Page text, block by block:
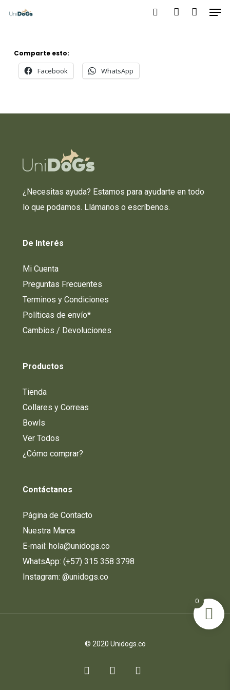
contentComparte esto:
Facebook WhatsApp
¿Necesitas ayuda? Estamos para ayudarte en todo
lo que podamos. Llámanos o escríbenos.
De Interés
Mi Cuenta
Preguntas Frecuentes
Terminos y Condiciones
Políticas de envío*
Cambios / Devoluciones
Productos
Tienda
Collares y Correas
Bowls
Ver Todos
¿Cómo comprar?
Contáctanos
Página de Contacto
Nuestra Marca
E-mail: hola@unidogs.co
WhatsApp: (+57) 315 358 3798
Instagram:@unidogs.co
© 2020 Unidogs.co
facebookinstagramwhatsapp
0